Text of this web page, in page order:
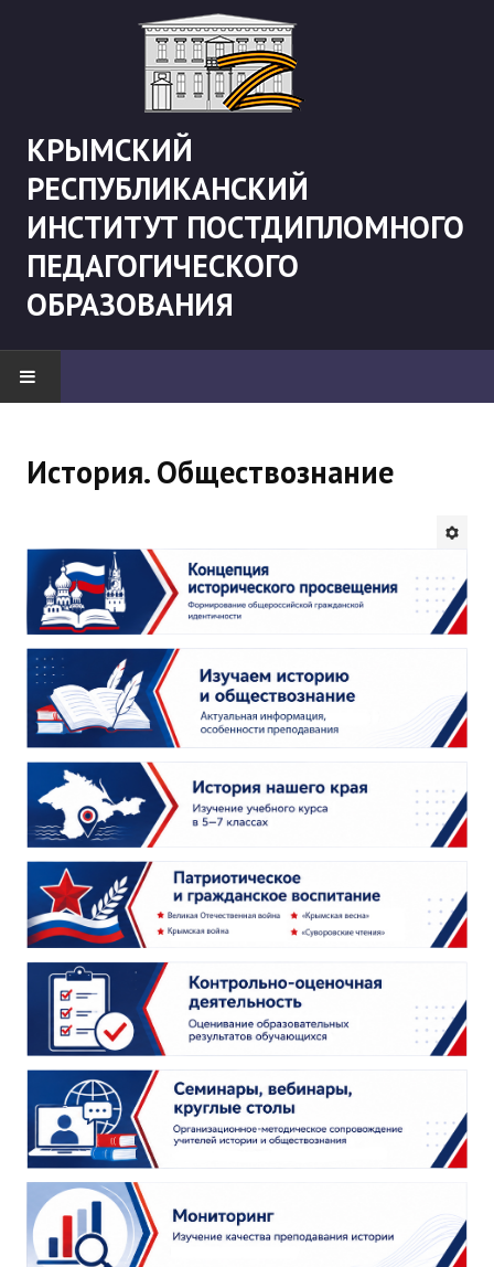
КРЫМСКИЙ
РЕСПУБЛИКАНСКИЙ
ИНСТИТУТ ПОСТДИПЛОМНОГО
ПЕДАГОГИЧЕСКОГО
ОБРАЗОВАНИЯ
"Боевая" русистика
АНОНСЫ
ИНСТИТУТ
Противодействие коррупции
В ПОМОЩЬ УЧИТЕЛЮ
Организация УВП
ГИА
Карта ГИА РК
Советуем прочитать
Готовимся к новому учебному году 2026-2027
ДПО
Профессиональная переподготовка
Повышение квалификации
КОНТАКТЫ
История. Обществознание